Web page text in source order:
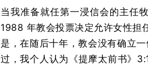
当我准备就任第一浸信会的主任
1988 年教会投票决定允许女性担
是，在随后十年，教会没有确立
过，我个人认为《提摩太前书》